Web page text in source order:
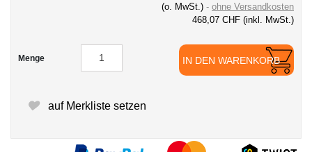
(o. MwSt.)
ohne Versandkosten
468,07 CHF (inkl. MwSt.)
Menge IN DEN WARENKORB
auf Merkliste setzen